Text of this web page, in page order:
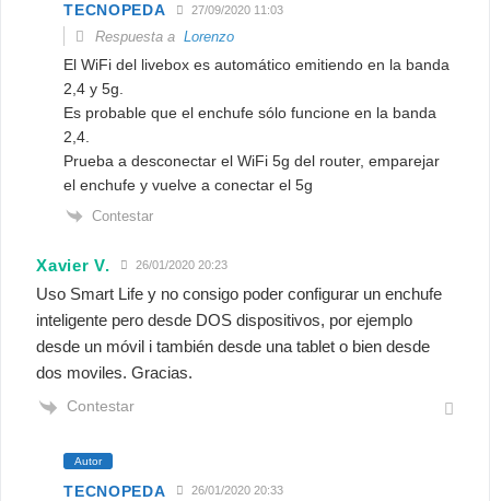
TECNOPEDA 27/09/2020 11:03
Respuesta aLorenzo
El WiFi del livebox es automático emitiendo en la banda
2,4 y 5g.
Es probable que el enchufe sólo funcione en la banda
2,4.
Prueba a desconectar el WiFi 5g del router, emparejar
el enchufe y vuelve a conectar el 5g
Contestar
Xavier V. 26/01/2020 20:23
Uso Smart Life y no consigo poder configurar un enchufe
inteligente pero desde DOS dispositivos, por ejemplo
desde un móvil i también desde una tablet o bien desde
dos moviles. Gracias.
Contestar
Autor
TECNOPEDA 26/01/2020 20:33